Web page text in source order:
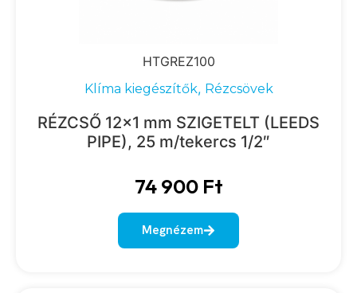
HTGREZ100
Klíma kiegészítők, Rézcsövek
RÉZCSŐ 12×1 mm SZIGETELT (LEEDS
PIPE), 25 m/tekercs 1/2″
74 900 Ft
Megnézem